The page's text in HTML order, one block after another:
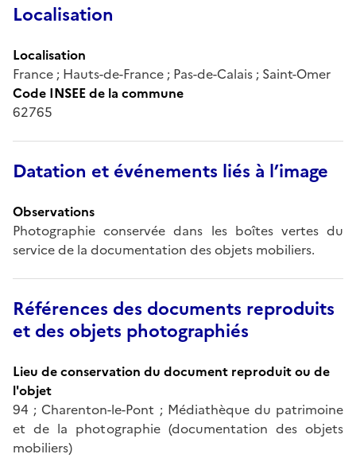
Localisation
Localisation
France ; Hauts-de-France ; Pas-de-Calais ; Saint-Omer
Code INSEE de la commune
62765
Datation et événements liés à l’image
Observations
Photographie conservée dans les boîtes vertes du
service de la documentation des objets mobiliers.
Références des documents reproduits
et des objets photographiés
Lieu de conservation du document reproduit ou de
l'objet
94 ; Charenton-le-Pont ; Médiathèque du patrimoine
et de la photographie (documentation des objets
mobiliers)